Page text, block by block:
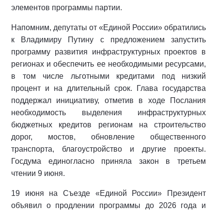
элементов программы партии.
Напомним, депутаты от «Единой России» обратились
к Владимиру Путину с предложением запустить
программу развития инфраструктурных проектов в
регионах и обеспечить ее необходимыми ресурсами,
в том числе льготными кредитами под низкий
процент и на длительный срок. Глава государства
поддержал инициативу, отметив в ходе Послания
необходимость выделения инфраструктурных
бюджетных кредитов регионам на строительство
дорог, мостов, обновление общественного
транспорта, благоустройство и другие проекты.
Госдума единогласно приняла закон в третьем
чтении 9 июня.
19 июня на Съезде «Единой России» Президент
объявил о продлении программы до 2026 года и